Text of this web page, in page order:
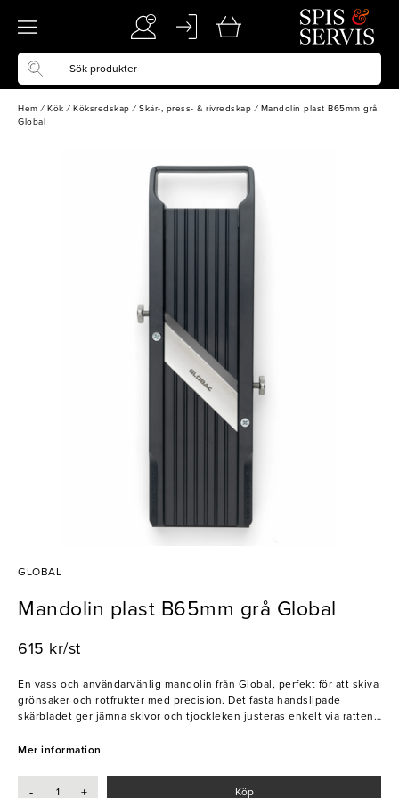
Hem / Kök / Köksredskap / Skär-, press- & rivredskap / Mandolin plast B65mm grå
Global
GLOBAL
Mandolin plast B65mm grå Global
615 kr/st
En vass och användarvänlig mandolin från Global, perfekt för att skiva
grönsaker och rotfrukter med precision. Det fasta handslipade
skärbladet ger jämna skivor och tjockleken justeras enkelt via ratten
klack för stabilitet över skål eller bunke. Levereras med fingerskydd
Mer information
- + Köp